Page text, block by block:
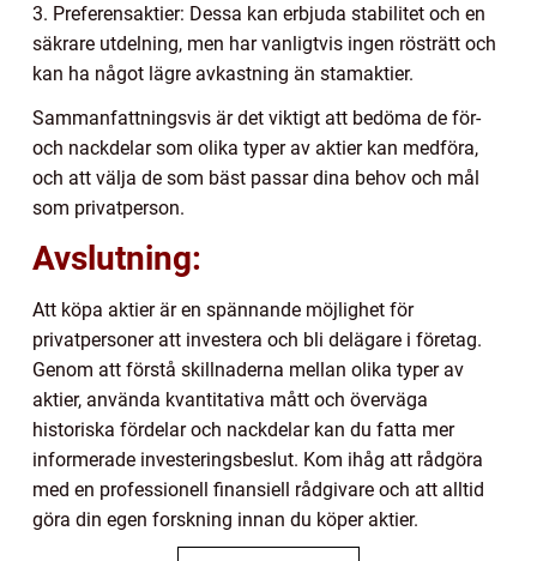
3. Preferensaktier: Dessa kan erbjuda stabilitet och en
säkrare utdelning, men har vanligtvis ingen rösträtt och
kan ha något lägre avkastning än stamaktier.
Sammanfattningsvis är det viktigt att bedöma de för-
och nackdelar som olika typer av aktier kan medföra,
och att välja de som bäst passar dina behov och mål
som privatperson.
Avslutning:
Att köpa aktier är en spännande möjlighet för
privatpersoner att investera och bli delägare i företag.
Genom att förstå skillnaderna mellan olika typer av
aktier, använda kvantitativa mått och överväga
historiska fördelar och nackdelar kan du fatta mer
informerade investeringsbeslut. Kom ihåg att rådgöra
med en professionell finansiell rådgivare och att alltid
göra din egen forskning innan du köper aktier.